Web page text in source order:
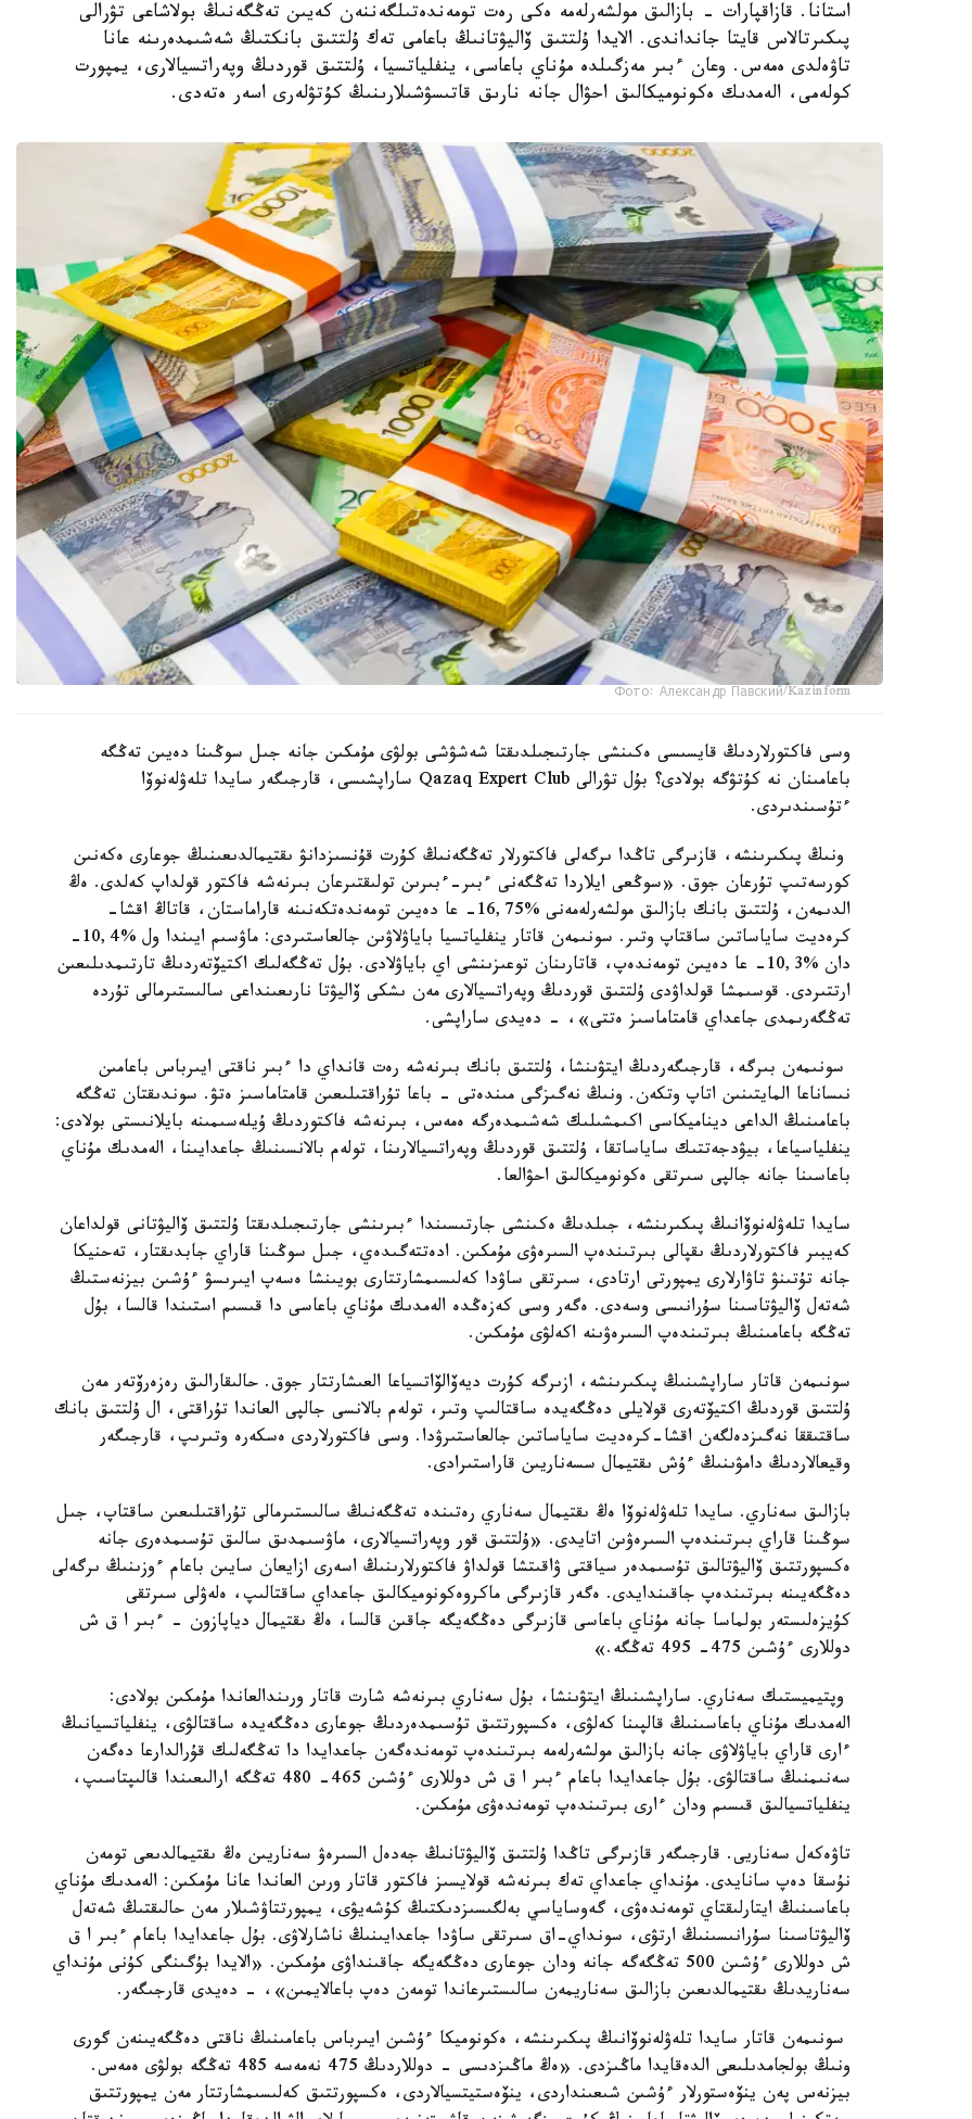
استانا. قازاقپارات - بازالىق مولشەرلەمە ەكى رەت تومەندەتىلگەننەن كەيىن تەڭگەنىڭ بولاشاعى تۋرالى
پىكىرتالاس قايتا جانداندى. الايدا ۇلتتىق ۆاليۋتانىڭ باعامى تەك ۇلتتىق بانكتىڭ شەشىمدەرىنە عانا
تاۋەلدى ەمەس. وعان ءبىر مەزگىلدە مۇناي باعاسى، ينفلياتسيا، ۇلتتىق قوردىڭ وپەراتسيالارى، يمپورت
كولەمى، الەمدىك ەكونوميكالىق احۋال جانە نارىق قاتىسۋشىلارىنىڭ كۇتۋلەرى اسەر ەتەدى.
Фото: Александр Павский/Kazinform
وسى فاكتورلاردىڭ قايسىسى ەكىنشى جارتىجىلدىقتا شەشۋشى بولۋى مۇمكىن جانە جىل سوڭىنا دەيىن تەڭگە
باعامىنان نە كۇتۋگە بولادى؟ بۇل تۋرالى Qazaq Expert Club ساراپشىسى، قارجىگەر سايدا تلەۋلەنوۆا
ءتۇسىندىردى.
ونىڭ پىكىرىنشە، قازىرگى تاڭدا ىرگەلى فاكتورلار تەڭگەنىڭ كۇرت قۇنسىزدانۋ ىقتيمالدىعىنىڭ جوعارى ەكەنىن
كورسەتىپ تۇرعان جوق. «سوڭعى ايلاردا تەڭگەنى ءبىر-ءبىرىن تولىقتىرعان بىرنەشە فاكتور قولداپ كەلدى. ەڭ
الدىمەن، ۇلتتىق بانك بازالىق مولشەرلەمەنى %16,75- عا دەيىن تومەندەتكەنىنە قاراماستان، قاتاڭ اقشا-
كرەديت ساياساتىن ساقتاپ وتىر. سونىمەن قاتار ينفلياتسيا باياۋلاۋىن جالعاستىردى: ماۋسىم ايىندا ول %10,4-
دان %10,3- عا دەيىن تومەندەپ، قاتارىنان توعىزىنشى اي باياۋلادى. بۇل تەڭگەلىك اكتيۆتەردىڭ تارتىمدىلىعىن
ارتتىردى. قوسىمشا قولداۋدى ۇلتتىق قوردىڭ وپەراتسيالارى مەن ىشكى ۆاليۋتا نارىعىنداعى سالىستىرمالى تۇردە
تەڭگەرىمدى جاعداي قامتاماسىز ەتتى»، - دەيدى ساراپشى.
سونىمەن بىرگە، قارجىگەردىڭ ايتۋىنشا، ۇلتتىق بانك بىرنەشە رەت قانداي دا ءبىر ناقتى ايىرباس باعامىن
نىساناعا المايتىنىن اتاپ وتكەن. ونىڭ نەگىزگى مىندەتى - باعا تۇراقتىلىعىن قامتاماسىز ەتۋ. سوندىقتان تەڭگە
باعامىنىڭ الداعى ديناميكاسى اكىمشىلىك شەشىمدەرگە ەمەس، بىرنەشە فاكتوردىڭ ۇيلەسىمىنە بايلانىستى بولادى:
ينفلياسياعا، بيۋدجەتتىك ساياساتقا، ۇلتتىق قوردىڭ وپەراتسيالارىنا، تولەم بالانسىنىڭ جاعدايىنا، الەمدىك مۇناي
باعاسىنا جانە جالپى سىرتقى ەكونوميكالىق احۋالعا.
سايدا تلەۋلەنوۆانىڭ پىكىرىنشە، جىلدىڭ ەكىنشى جارتىسىندا ءبىرىنشى جارتىجىلدىقتا ۇلتتىق ۆاليۋتانى قولداعان
كەيبىر فاكتورلاردىڭ ىقپالى بىرتىندەپ السىرەۋى مۇمكىن. ادەتتەگىدەي، جىل سوڭىنا قاراي جابدىقتار، تەحنيكا
جانە تۇتىنۋ تاۋارلارى يمپورتى ارتادى، سىرتقى ساۋدا كەلىسىمشارتتارى بويىنشا ەسەپ ايىرىسۋ ءۇشىن بيزنەستىڭ
شەتەل ۆاليۋتاسىنا سۇرانىسى وسەدى. ەگەر وسى كەزەڭدە الەمدىك مۇناي باعاسى دا قىسىم استىندا قالسا، بۇل
تەڭگە باعامىنىڭ بىرتىندەپ السىرەۋىنە اكەلۋى مۇمكىن.
سونىمەن قاتار ساراپشىنىڭ پىكىرىنشە، ازىرگە كۇرت ديەۆالۆاتسياعا العىشارتتار جوق. حالىقارالىق رەزەرۆتەر مەن
ۇلتتىق قوردىڭ اكتيۆتەرى قولايلى دەڭگەيدە ساقتالىپ وتىر، تولەم بالانسى جالپى العاندا تۇراقتى، ال ۇلتتىق بانك
ساقتىققا نەگىزدەلگەن اقشا-كرەديت ساياساتىن جالعاستىرۋدا. وسى فاكتورلاردى ەسكەرە وتىرىپ، قارجىگەر
وقيعالاردىڭ دامۋىنىڭ ءۇش ىقتيمال سسەناريىن قاراستىرادى.
بازالىق سەناري. سايدا تلەۋلەنوۆا ەڭ ىقتيمال سەناري رەتىندە تەڭگەنىڭ سالىستىرمالى تۇراقتىلىعىن ساقتاپ، جىل
سوڭىنا قاراي بىرتىندەپ السىرەۋىن اتايدى. «ۇلتتىق قور وپەراتسيالارى، ماۋسىمدىق سالىق تۇسىمدەرى جانە
ەكسپورتتىق ۆاليۋتالىق تۇسىمدەر سياقتى ۋاقىتشا قولداۋ فاكتورلارىنىڭ اسەرى ازايعان سايىن باعام ءوزىنىڭ ىرگەلى
دەڭگەيىنە بىرتىندەپ جاقىندايدى. ەگەر قازىرگى ماكروەكونوميكالىق جاعداي ساقتالىپ، ەلەۋلى سىرتقى
كۇيزەلىستەر بولماسا جانە مۇناي باعاسى قازىرگى دەڭگەيگە جاقىن قالسا، ەڭ ىقتيمال دياپازون - ءبىر ا ق ش
دوللارى ءۇشىن 475- 495 تەڭگە.»
وپتيميستىك سەناري. ساراپشىنىڭ ايتۋىنشا، بۇل سەناري بىرنەشە شارت قاتار ورىندالعاندا مۇمكىن بولادى:
الەمدىك مۇناي باعاسىنىڭ قالپىنا كەلۋى، ەكسپورتتىق تۇسىمدەردىڭ جوعارى دەڭگەيدە ساقتالۋى، ينفلياتسيانىڭ
ءارى قاراي باياۋلاۋى جانە بازالىق مولشەرلەمە بىرتىندەپ تومەندەگەن جاعدايدا دا تەڭگەلىك قۇرالدارعا دەگەن
سەنىمنىڭ ساقتالۋى. بۇل جاعدايدا باعام ءبىر ا ق ش دوللارى ءۇشىن 465- 480 تەڭگە ارالىعىندا قالىپتاسىپ،
ينفلياتسيالىق قىسىم ودان ءارى بىرتىندەپ تومەندەۋى مۇمكىن.
تاۋەكەل سەناريى. قارجىگەر قازىرگى تاڭدا ۇلتتىق ۆاليۋتانىڭ جەدەل السىرەۋ سەناريىن ەڭ ىقتيمالدىعى تومەن
نۇسقا دەپ سانايدى. مۇنداي جاعداي تەك بىرنەشە قولايسىز فاكتور قاتار ورىن العاندا عانا مۇمكىن: الەمدىك مۇناي
باعاسىنىڭ ايتارلىقتاي تومەندەۋى، گەوساياسي بەلگىسىزدىكتىڭ كۇشەيۋى، يمپورتتاۋشىلار مەن حالىقتىڭ شەتەل
ۆاليۋتاسىنا سۇرانىسىنىڭ ارتۋى، سونداي-اق سىرتقى ساۋدا جاعدايىنىڭ ناشارلاۋى. بۇل جاعدايدا باعام ءبىر ا ق
ش دوللارى ءۇشىن 500 تەڭگەگە جانە ودان جوعارى دەڭگەيگە جاقىنداۋى مۇمكىن. «الايدا بۇگىنگى كۇنى مۇنداي
سەناريدىڭ ىقتيمالدىعىن بازالىق سەناريمەن سالىستىرعاندا تومەن دەپ باعالايمىن»، - دەيدى قارجىگەر.
سونىمەن قاتار سايدا تلەۋلەنوۆانىڭ پىكىرىنشە، ەكونوميكا ءۇشىن ايىرباس باعامىنىڭ ناقتى دەڭگەيىنەن گورى
ونىڭ بولجامدىلىعى الدەقايدا ماڭىزدى. «ەڭ ماڭىزدىسى - دوللاردىڭ 475 نەمەسە 485 تەڭگە بولۋى ەمەس.
بيزنەس پەن ينۆەستورلار ءۇشىن شىعىنداردى، ينۆەستيتسيالاردى، ەكسپورتتىق كەلىسىمشارتتار مەن يمپورتتىق